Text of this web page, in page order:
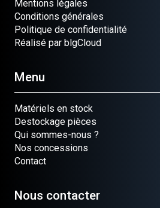
Mentions légales
Conditions générales
Politique de confidentialité
Réalisé par blgCloud
Menu
Matériels en stock
Destockage pièces
Qui sommes-nous ?
Nos concessions
Contact
Nous contacter